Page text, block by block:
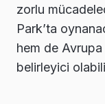
zorlu
Park’ta
hem de Avrupa
belirleyici